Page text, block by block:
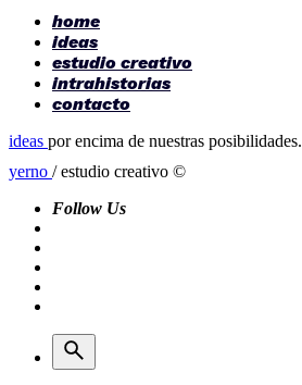
home
ideas
estudio creativo
intrahistorias
contacto
ideas por encima de nuestras posibilidades.
yerno / estudio creativo ©
Follow Us